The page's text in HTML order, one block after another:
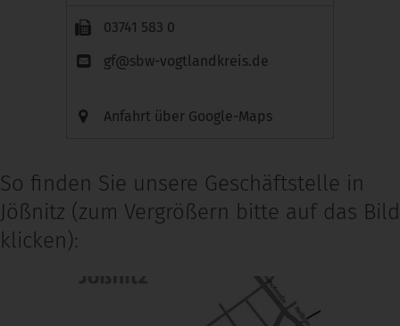
03741 583 0
gf@sbw-vogtlandkreis.de
Anfahrt über Google-Maps
So finden Sie unsere Geschäftstelle in
Jößnitz (zum Vergrößern bitte auf das Bild
klicken):